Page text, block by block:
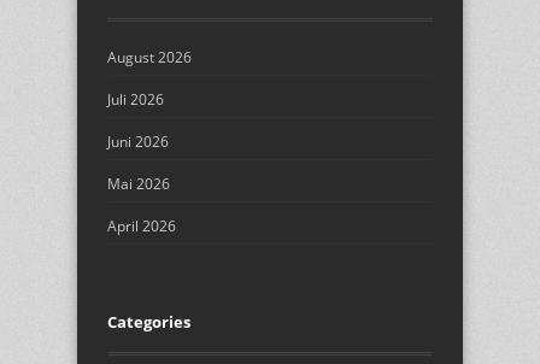
August 2026
Juli 2026
Juni 2026
Mai 2026
April 2026
Categories